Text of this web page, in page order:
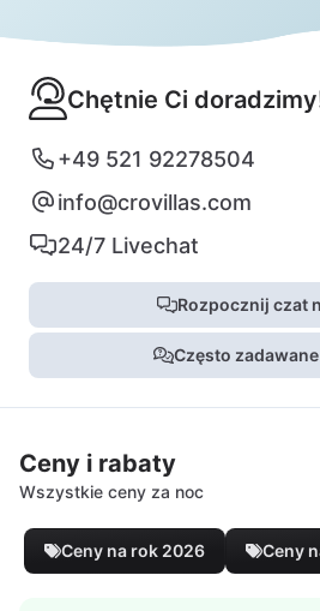
Chętnie Ci
+49 521 92278504
info@crovillas.com
24/7 Livechat
Rozpocznij czat
Często
Ceny i rabaty
Wszystkie ceny za noc
Ceny na rok 2026 Ceny